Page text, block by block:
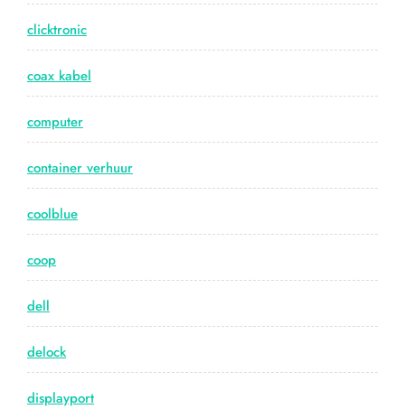
clicktronic
coax kabel
computer
container verhuur
coolblue
coop
dell
delock
displayport